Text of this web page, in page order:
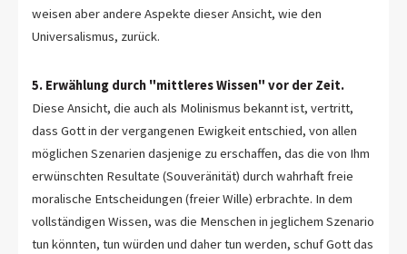
weisen aber andere Aspekte dieser Ansicht, wie den
Universalismus, zurück.
5. Erwählung durch "mittleres Wissen" vor der Zeit.
Diese Ansicht, die auch als Molinismus bekannt ist, vertritt,
dass Gott in der vergangenen Ewigkeit entschied, von allen
möglichen Szenarien dasjenige zu erschaffen, das die von Ihm
erwünschten Resultate (Souveränität) durch wahrhaft freie
moralische Entscheidungen (freier Wille) erbrachte. In dem
vollständigen Wissen, was die Menschen in jeglichem Szenario
tun könnten, tun würden und daher tun werden, schuf Gott das